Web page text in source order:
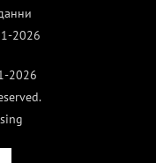
2026
2026